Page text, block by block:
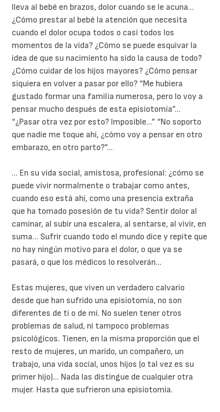
lleva al bebé en brazos, dolor cuando se le acuna...
¿Cómo prestar al bebé la atención que necesita
cuando el dolor ocupa todos o casi todos los
momentos de la vida? ¿Cómo se puede esquivar la
idea de que su nacimiento ha sido la causa de todo?
¿Cómo cuidar de los hijos mayores? ¿Cómo pensar
siquiera en volver a pasar por ello? “Me hubiera
gustado formar una familia numerosa, pero lo voy a
pensar mucho después de esta episiotomía”...
“¿Pasar otra vez por esto? Imposible...” “No soporto
que nadie me toque ahí, ¿cómo voy a pensar en otro
embarazo, en otro parto?”...
... En su vida social, amistosa, profesional: ¿cómo se
puede vivir normalmente o trabajar como antes,
cuando eso está ahí, como una presencia extraña
que ha tomado posesión de tu vida? Sentir dolor al
caminar, al subir una escalera, al sentarse, al vivir, en
suma... Sufrir cuando todo el mundo dice y repite que
no hay ningún motivo para el dolor, o que ya se
pasará, o que los médicos lo resolverán...
Estas mujeres, que viven un verdadero calvario
desde que han sufrido una episiotomía, no son
diferentes de ti o de mí. No suelen tener otros
problemas de salud, ni tampoco problemas
psicológicos. Tienen, en la misma proporción que el
resto de mujeres, un marido, un compañero, un
trabajo, una vida social, unos hijos (o tal vez es su
primer hijo)... Nada las distingue de cualquier otra
mujer. Hasta que sufrieron una episiotomía.